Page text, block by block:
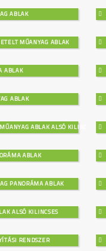
ABLAK
MŰANYAG ABLAK
ABLAK
ABLAK
ABLAK ALSÓ KILINCSES
ABLAK
PANORÁMA ABLAK
ALSÓ KILINCSES
RENDSZER